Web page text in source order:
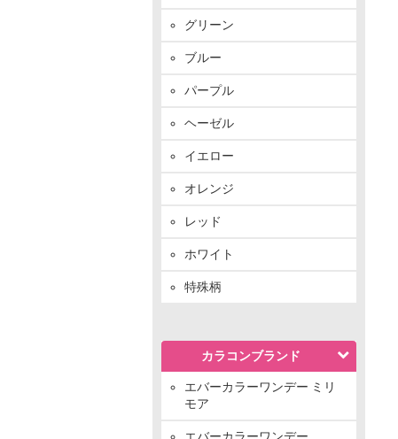
グリーン
ブルー
パープル
ヘーゼル
イエロー
オレンジ
レッド
ホワイト
特殊柄
カラコンブランド
エバーカラーワンデー ミリ
モア
エバーカラーワンデー